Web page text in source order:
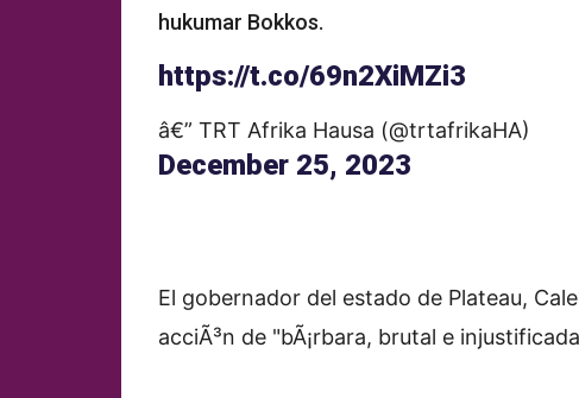
hukumar Bokkos.
https://t.co/69n2XiMZi3
â€” TRT Afrika Hausa (@trtafrikaHA)
December 25, 2023
El gobernador del estado de Plateau,
acciÃ³n de "bÃ¡rbara, brutal e